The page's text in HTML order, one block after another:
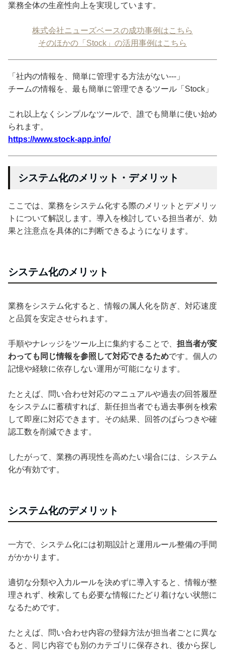
業務全体の生産性向上を実現しています。
株式会社ニューズベースの成功事例はこちら
そのほかの「Stock」の活用事例はこちら
「社内の情報を、簡単に管理する方法がない---」
チームの情報を、最も簡単に管理できるツール「Stock」
これ以上なくシンプルなツールで、誰でも簡単に使い始め
られます。
https://www.stock-app.info/
システム化のメリット・デメリット
ここでは、業務をシステム化する際のメリットとデメリッ
トについて解説します。導入を検討している担当者が、効
果と注意点を具体的に判断できるようになります。
システム化のメリット
業務をシステム化すると、情報の属人化を防ぎ、対応速度
と品質を安定させられます。
手順やナレッジをツール上に集約することで、 担当者が変
わっても同じ情報を参照して対応できるためです。個人の
記憶や経験に依存しない運用が可能になります。
たとえば、問い合わせ対応のマニュアルや過去の回答履歴
をシステムに蓄積すれば、新任担当者でも過去事例を検索
して即座に対応できます。その結果、回答のばらつきや確
認工数を削減できます。
したがって、業務の再現性を高めたい場合には、システム
化が有効です。
システム化のデメリット
一方で、システム化には初期設計と運用ルール整備の手間
がかかります。
適切な分類や入力ルールを決めずに導入すると、情報が整
理されず、検索しても必要な情報にたどり着けない状態に
なるためです。
たとえば、問い合わせ内容の登録方法が担当者ごとに異な
ると、同じ内容でも別のカテゴリに保存され、後から探し